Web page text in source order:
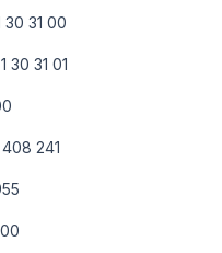
30 31 00
30 31 01
241